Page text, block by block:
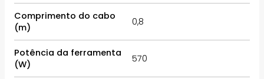
Comprimento do cabo
(m)
0,8
Potência da ferramenta
(W)
570